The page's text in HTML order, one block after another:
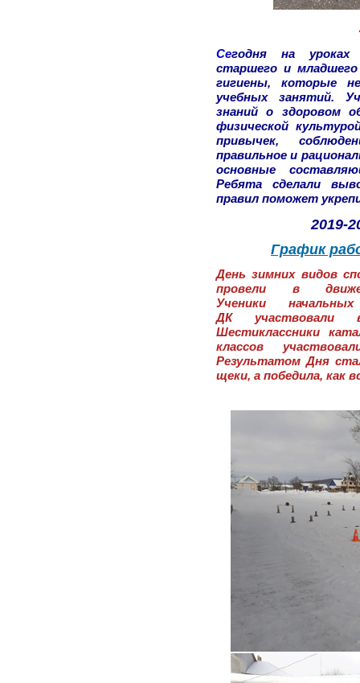
Сегодня на уроках
старшего и младшего
гигиены, которые
учебных занятий.
знаний о здоровом
физической
привычек,
правильное и
основные
Ребята сделали
правил поможет
2019-
График
День зимних видов
провели в
Ученики
ДК участвовали
Шестиклассники
классов
Результатом Дня
щеки, а победила, как